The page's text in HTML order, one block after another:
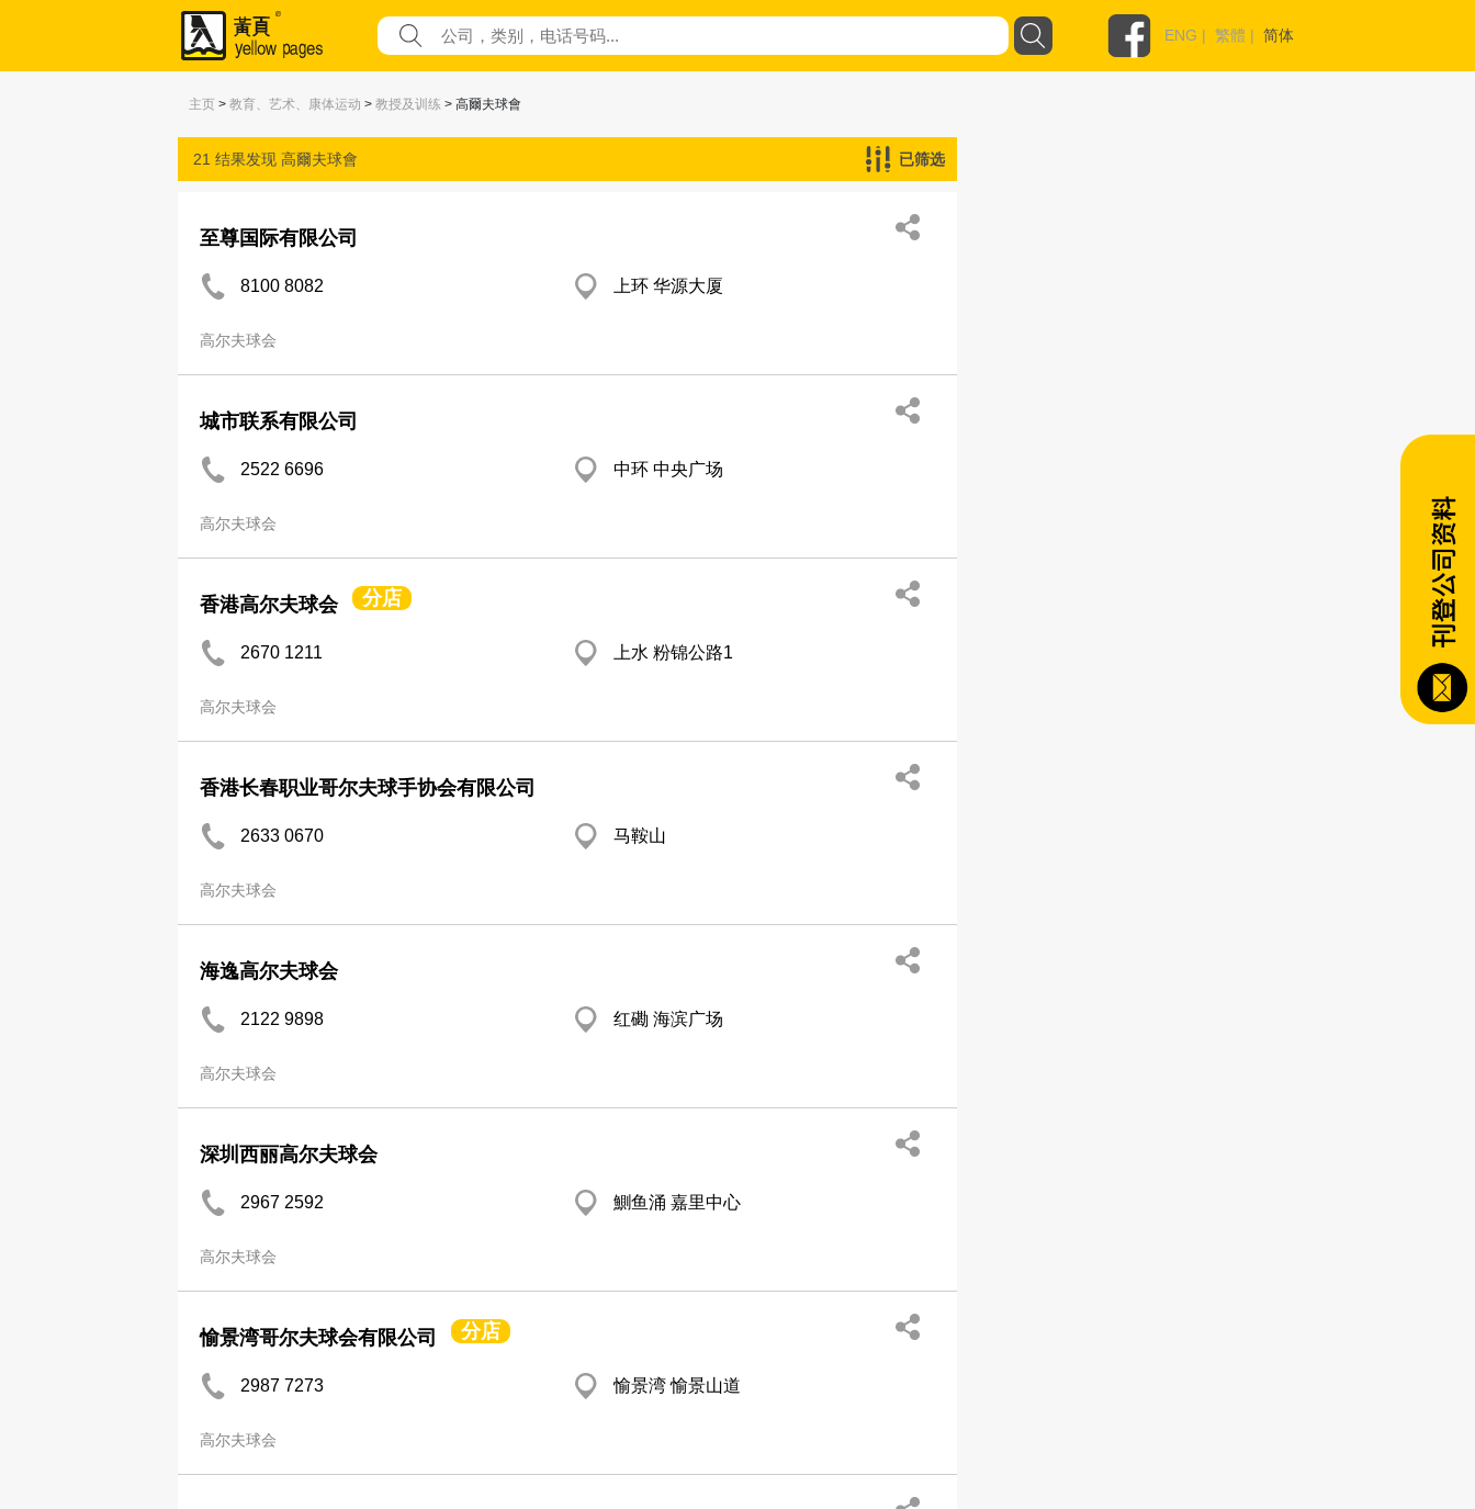
ENG | 繁體 | 简体
主页 > 教育、艺术、康体运动 > 教授及训练 > 高爾夫球會
21 结果发现 高爾夫球會 已筛选
至尊国际有限公司
8100 8082 上环 华源大厦
高尔夫球会
城市联系有限公司
2522 6696 中环 中央广场
高尔夫球会
香港高尔夫球会 分店
2670 1211 上水 粉锦公路1
高尔夫球会
香港长春职业哥尔夫球手协会有限公司
2633 0670 马鞍山
高尔夫球会
海逸高尔夫球会
2122 9898 红磡 海滨广场
高尔夫球会
深圳西丽高尔夫球会
2967 2592 鰂鱼涌 嘉里中心
高尔夫球会
愉景湾哥尔夫球会有限公司 分店
2987 7273 愉景湾 愉景山道
高尔夫球会